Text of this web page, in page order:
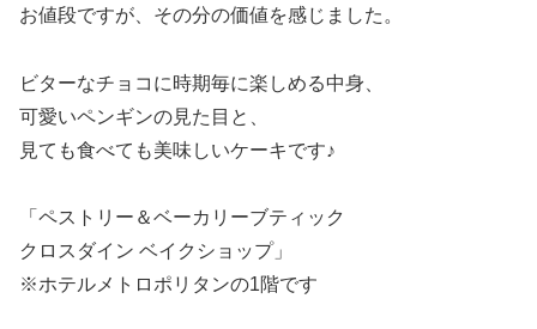
お値段ですが、その分の価値を感じました。
ビターなチョコに時期毎に楽しめる中身、
可愛いペンギンの見た目と、
見ても食べても美味しいケーキです♪
「ペストリー＆ベーカリーブティック
クロスダイン ベイクショップ」
※ホテルメトロポリタンの1階です